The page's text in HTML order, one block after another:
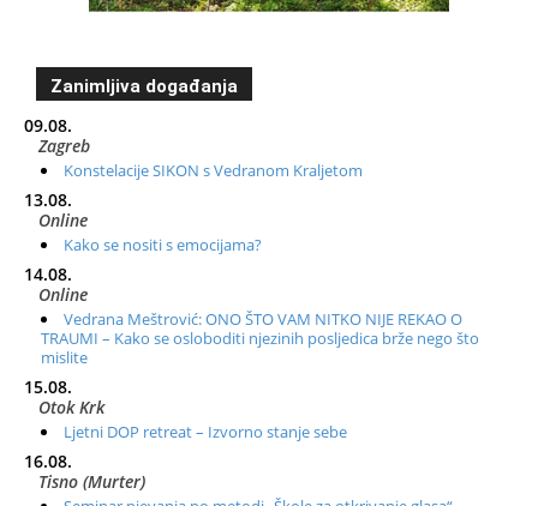
Zanimljiva događanja
09.08.
Zagreb
Konstelacije SIKON s Vedranom Kraljetom
13.08.
Online
Kako se nositi s emocijama?
14.08.
Online
Vedrana Meštrović: ONO ŠTO VAM NITKO NIJE REKAO O
TRAUMI – Kako se osloboditi njezinih posljedica brže nego što
mislite
15.08.
Otok Krk
Ljetni DOP retreat – Izvorno stanje sebe
16.08.
Tisno (Murter)